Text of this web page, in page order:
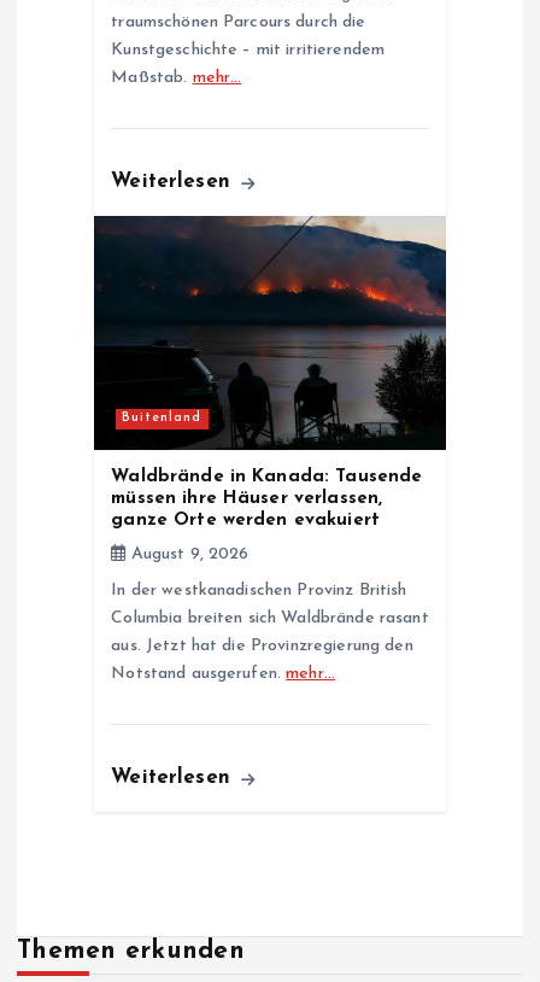
traumschönen Parcours durch die
Kunstgeschichte – mit irritierendem
Maßstab. mehr…
Weiterlesen
Buitenland
Waldbrände in Kanada: Tausende
müssen ihre Häuser verlassen,
ganze Orte werden evakuiert
August 9, 2026
In der westkanadischen Provinz British
Columbia breiten sich Waldbrände rasant
aus. Jetzt hat die Provinzregierung den
Notstand ausgerufen.mehr…
Weiterlesen
Themen erkunden